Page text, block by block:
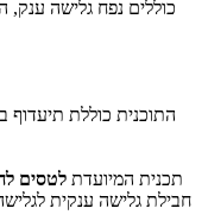
כוללים נפח גלישה ענק,
תכנית המיועדת לטסים